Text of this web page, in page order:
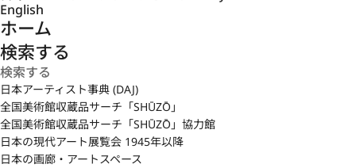
English
ホーム
検索する
日本アーティスト事典 (DAJ)
全国美術館収蔵品サーチ「SHŪZŌ」
全国美術館収蔵品サーチ「SHŪZŌ」協力館
日本の現代アート展覧会 1945年以降
日本の画廊・アートスペース